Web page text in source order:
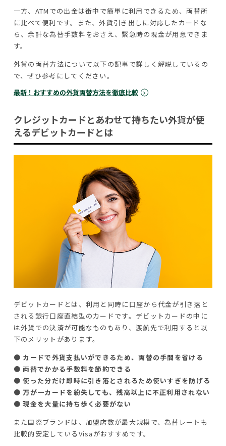
一方、ATMでの出金は街中で簡単に利用できるため、両替所
に比べて便利です。また、外貨引き出しに対応したカードな
ら、余計な為替手数料をおさえ、緊急時の現金が用意できま
す。
外貨の両替方法について以下の記事で詳しく解説しているの
で、ぜひ参考にしてください。
最新！おすすめの外貨両替方法を徹底比較
クレジットカードとあわせて持ちたい外貨が使
えるデビットカードとは
デビットカードとは、利用と同時に口座から代金が引き落と
される銀行口座直結型のカードです。デビットカードの中に
は外貨での決済が可能なものもあり、渡航先で利用すると以
下のメリットがあります。
● カードで外貨支払いができるため、両替の手間を省ける
● 両替でかかる手数料を節約できる
● 使った分だけ即時に引き落とされるため使いすぎを防げる
● 万が一カードを紛失しても、残高以上に不正利用されない
● 現金を大量に持ち歩く必要がない
また国際ブランドは、加盟店数が最大規模で、為替レートも
比較的安定しているVisaがおすすめです。